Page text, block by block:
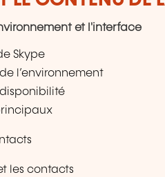
et l'interface
Skype
l’environnement
les contacts